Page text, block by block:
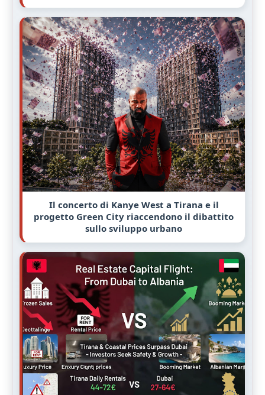
Il concerto di Kanye West a Tirana e il
progetto Green City riaccendono il dibattito
sullo sviluppo urbano